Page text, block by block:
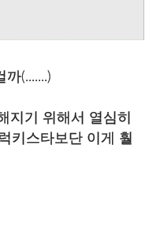
(.......)
지기 위해서 열심히
키스타보단 이게 훨